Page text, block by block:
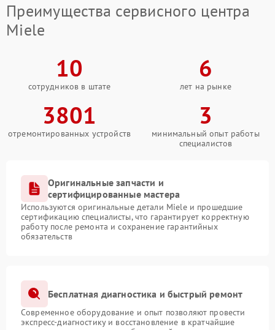
Преимущества сервисного центра
Miele
10
сотрудников в штате
6
лет на рынке
3801
отремонтированных устройств
3
минимальный опыт работы
специалистов
Оригинальные запчасти и
сертифицированные мастера
Используются оригинальные детали Miele и прошедшие
сертификацию специалисты, что гарантирует корректную
работу после ремонта и сохранение гарантийных
обязательств
Бесплатная диагностика и быстрый ремонт
Современное оборудование и опыт позволяют провести
экспресс-диагностику и восстановление в кратчайшие